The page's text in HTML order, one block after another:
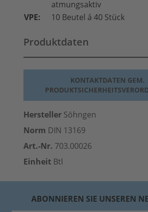
atmungsaktiv
VPE:
10 Beutel á 40 Stück
Produktdaten
KONTAKTDATEN GEM.
Hersteller Söhngen
Norm DIN 13169
Art.-Nr. 703.00026
Einheit Btl
ABONNIEREN SIE UNSEREN